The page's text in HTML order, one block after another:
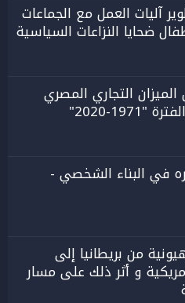
آليات العمل مع الجماعات
ضحايا النزاعات السياسية
الميزان التجاري المصري
2020"
في البناء الشخصي -
من بريطانيا إلى
و أثر ذلك على مسار